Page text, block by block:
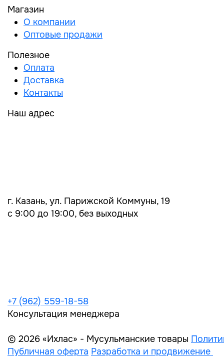
Магазин
О компании
Оптовые продажи
Полезное
Оплата
Доставка
Контакты
Наш адрес
г. Казань, ул. Парижской Коммуны, 19
с 9:00 до 19:00, без выходных
+7 (962) 559-18-58
Консультация менеджера
© 2026 «Ихлас» - Мусульманские товары
Публичная оферта Разработка и продвижение